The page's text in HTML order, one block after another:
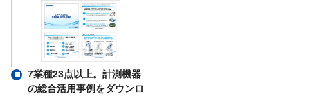
7業種23点以上。計測機器
の総合活用事例をダウンロ